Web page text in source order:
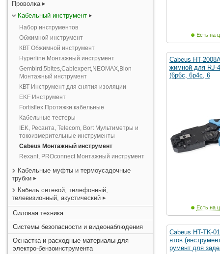
Проволка
Кабельный инструмент
Набор инструментов
Обжимной инструмент
КВТ Обжимной инструмент
Hyperline Монтажный инструмент
Gembird,5bites,Cablexpert,NEOMAX,Bion
Монтажный инструмент
КВТ Инструмент для снятия изоляции
EKF Инструмент
Fortisflex Протяжки кабельные
Кабельные тестеры
IEK, Ресанта, Telecom, Bort Мультиметры и
токоизмерительные инструменты
Cabeus Монтажный инструмент
Rexant, PROconnect Монтажный инструмент
Кабельные муфты и термоусадочные
трубки
Кабель сетевой, телефонный,
телевизионный, акустический
Силовая техника
Системы безопасности и видеонаблюдения
Оснастка и расходные материалы для
электро-бензоинструмента
Есть на
Cabeus HT-
жимной для RJ-
(6р6с, 6р4с, 6
Есть на
Cabeus HT-TK-
нтов
румент для